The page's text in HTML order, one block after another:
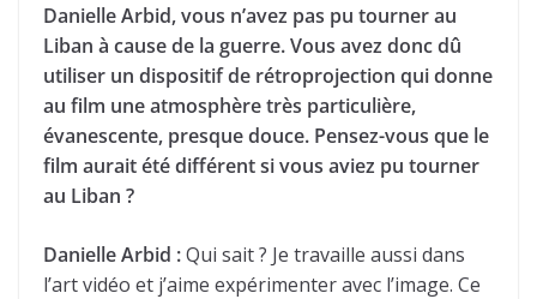
Danielle Arbid, vous n’avez pas pu tourner au
Liban à cause de la guerre. Vous avez donc dû
utiliser un dispositif de rétroprojection qui donne
au film une atmosphère très particulière,
évanescente, presque douce. Pensez-vous que le
film aurait été différent si vous aviez pu tourner
au Liban ?
Danielle Arbid :Qui sait ? Je travaille aussi dans
l’art vidéo et j’aime expérimenter avec l’image. Ce